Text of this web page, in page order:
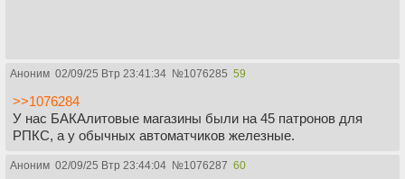
Аноним 02/09/25 Втр 23:41:34 №1076285 59
>>1076284
У нас БАКАлитовые магазины были на 45 патронов для
РПКС, а у обычных автоматчиков железные.
Аноним 02/09/25 Втр 23:44:04 №1076287 60